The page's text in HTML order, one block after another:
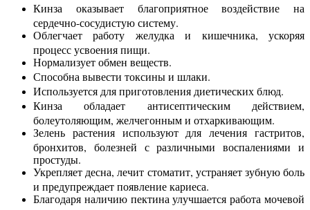
Кинза оказывает благоприятное воздействие на
сердечно-сосудистую систему.
Облегчает работу желудка и кишечника, ускоряя
процесс усвоения пищи.
Нормализует обмен веществ.
Способна вывести токсины и шлаки.
Используется для приготовления диетических блюд.
Кинза обладает антисептическим действием,
болеутоляющим, желчегонным и отхаркивающим.
Зелень растения используют для лечения гастритов,
бронхитов, болезней с различными воспалениями и
простуды.
Укрепляет десна, лечит стоматит, устраняет зубную боль
и предупреждает появление кариеса.
Благодаря наличию пектина улучшается работа мочевой